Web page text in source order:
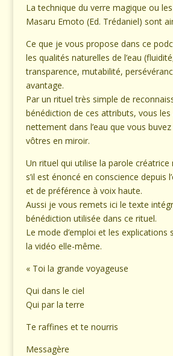
La technique du verre magique ou
Masaru Emoto (Ed. Trédaniel) sont
Ce que je vous propose dans ce
les qualités naturelles de l’eau
transparence, mutabilité,
avantage.
Par un rituel très simple de
bénédiction de ces attributs, vous les
nettement dans l’eau que vous
vôtres en miroir.
Un rituel qui utilise la parole créatrice
s’il est énoncé en conscience depuis
et de préférence à voix haute.
Aussi je vous remets ici le texte
bénédiction utilisée dans ce rituel.
Le mode d’emploi et les explications
la vidéo elle-même.
« Toi la grande voyageuse
Qui dans le ciel
Qui par la terre
Te raffines et te nourris
Messagère